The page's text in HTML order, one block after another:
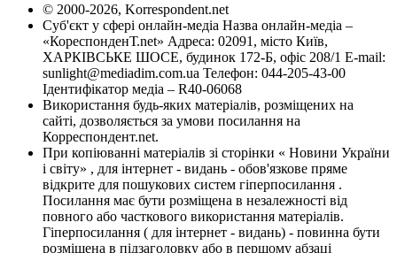
© 2000-2026, Korrespondent.net
Суб'єкт у сфері онлайн-медіа Назва онлайн-медіа –
«КореспонденТ.net» Адреса: 02091, місто Київ,
ХАРКІВСЬКЕ ШОСЕ, будинок 172-Б, офіс 208/1 E-mail:
sunlight@mediadim.com.ua Телефон: 044-205-43-00
Ідентифікатор медіа – R40-06068
Використання будь-яких матеріалів, розміщених на
сайті, дозволяється за умови посилання на
Корреспондент.net.
При копіюванні матеріалів зі сторінки « Новини України
і світу» , для інтернет - видань - обов'язкове пряме
відкрите для пошукових систем гіперпосилання .
Посилання має бути розміщена в незалежності від
повного або часткового використання матеріалів.
Гіперпосилання ( для інтернет - видань) - повинна бути
розміщена в підзаголовку або в першому абзаці